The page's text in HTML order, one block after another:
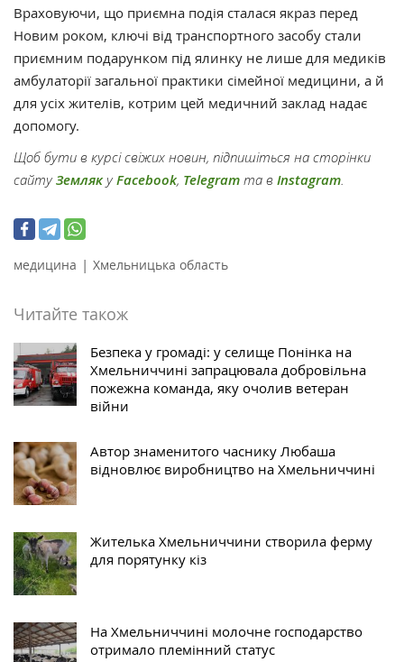
Враховуючи, що приємна подія сталася якраз перед
Новим роком, ключі від транспортного засобу стали
приємним подарунком під ялинку не лише для медиків
амбулаторії загальної практики сімейної медицини, а й
для усіх жителів, котрим цей медичний заклад надає
допомогу.
Щоб бути в курсі свіжих новин, підпишіться на сторінки
сайтуЗемлякуFacebook, Telegram та в Instagram
медицина | Хмельницька область
Читайте також
Безпека у громаді: у селище Понінка на
Хмельниччині запрацювала добровільна
пожежна команда, яку очолив ветеран
війни
Автор знаменитого часнику Любаша
відновлює виробництво на Хмельниччині
Жителька Хмельниччини створила ферму
для порятунку кіз
На Хмельниччині молочне господарство
отримало племінний статус